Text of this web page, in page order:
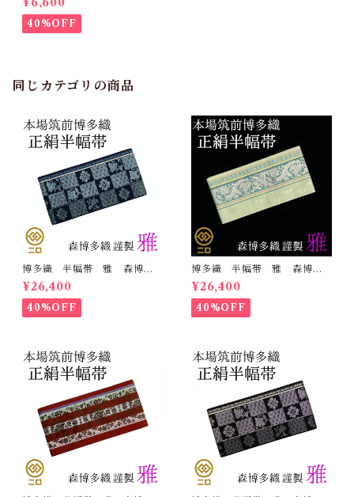
装 小袋帯 半巾帯
40%OFF
同じカテゴリの商品
博多織 半幅帯 雅 森博多
織 正絹 リバーシブル 長
さ/3m78cm 日本製 和装
小袋帯 半巾帯
¥26,400
40%OFF
博多織 半幅帯 雅 森博多
織 正絹 リバーシブル 長
さ/3m78cm 日本製 和装
小袋帯 半巾帯
¥26,400
40%OFF